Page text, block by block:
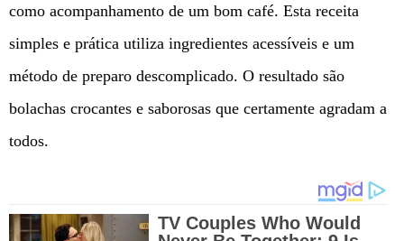
como acompanhamento de um bom café. Esta receita
simples e prática utiliza ingredientes acessíveis e um
método de preparo descomplicado. O resultado são
bolachas crocantes e saborosas que certamente agradam a
todos.